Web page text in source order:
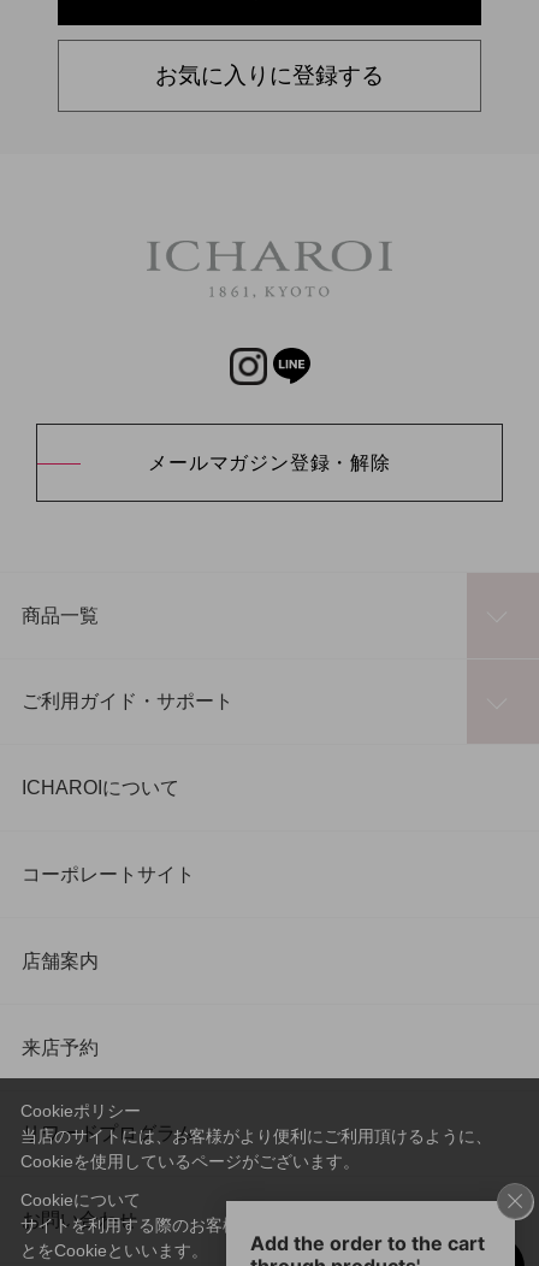
お気に入りに登録する
メールマガジン登録・解除
商品一覧
ご利用ガイド・サポート
ICHAROIについて
コーポレートサイト
店舗案内
来店予約
リワードプログラム
お問い合わせ
Cookieポリシー
当店のサイトには、お客様がより便利にご利用頂けるように、
Cookieを使用しているページがございます。
Cookieについて
サイトを利用する際のお客様情報をPC上で記録管理する技術のこ
とをCookieといいます。